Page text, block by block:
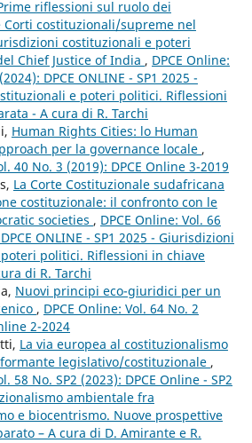
riflessioni sul ruolo dei
Corti costituzionali/supreme nel
costituzionali e poteri
Chief Justice of India , DPCE Online:
DPCE ONLINE - SP1 2025 -
e poteri politici. Riflessioni
- A cura di R. Tarchi
Human Rights Cities: lo Human
per la governance locale ,
40 No. 3 (2019): DPCE Online 3-2019
La Corte Costituzionale sudafricana
costituzionale: il confronto con le
societies , DPCE Online: Vol. 66
ONLINE - SP1 2025 - Giurisdizioni
politici. Riflessioni in chiave
di R. Tarchi
Nuovi principi eco-giuridici per un
, DPCE Online: Vol. 64 No. 2
2-2024
La via europea al costituzionalismo
legislativo/costituzionale ,
58 No. SP2 (2023): DPCE Online - SP2
ambientale fra
e biocentrismo. Nuove prospettive
– A cura di D. Amirante e R.